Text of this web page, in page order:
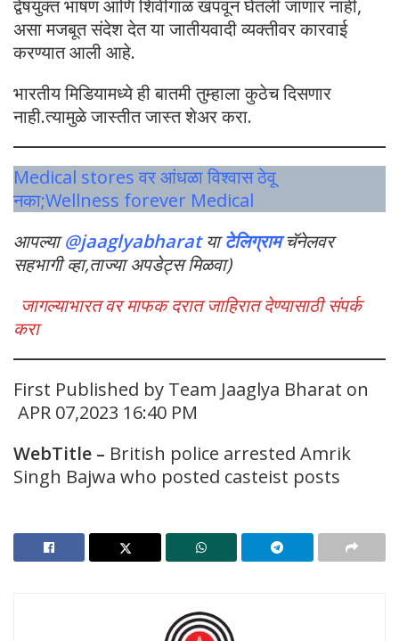
द्वेषयुक्त भाषण आणि शिवीगाळ खपवून घेतली जाणार नाही,
असा मजबूत संदेश देत या जातीयवादी व्यक्तीवर कारवाई
करण्यात आली आहे.
भारतीय मिडियामध्ये ही बातमी तुम्हाला कुठेच दिसणार
नाही.त्यामुळे जास्तीत जास्त शेअर करा.
Medical stores वर आंधळा विश्वास ठेवू
नका;Wellness forever Medical
आपल्या@jaaglyabharat याटेलिग्राम चॅनेलवर
सहभागी व्हा,ताज्या अपडेट्स मिळवा)
जागल्याभारत वर माफक दरात जाहिरात देण्यासाठी संपर्क
करा
First Published by Team Jaaglya Bharat on
APR 07,2023 16:40 PM
WebTitle – British police arrested Amrik
Singh Bajwa who posted casteist posts